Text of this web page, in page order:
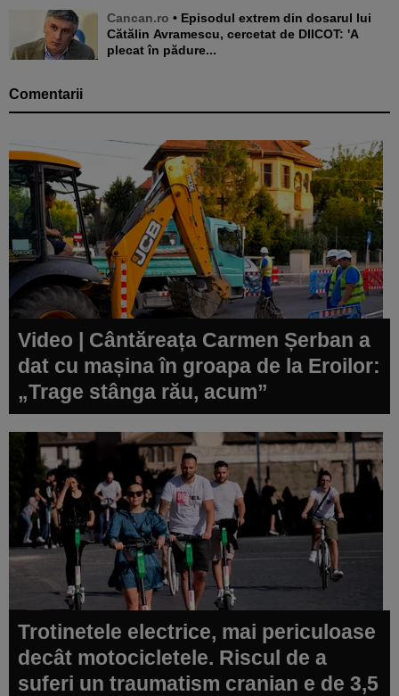
Cancan.ro • Episodul extrem din dosarul lui
Cătălin Avramescu, cercetat de DIICOT: 'A
plecat în pădure...
Comentarii
Video | Cântăreața Carmen Șerban a
dat cu mașina în groapa de la Eroilor:
„Trage stânga rău, acum”
Trotinetele electrice, mai periculoase
decât motocicletele. Riscul de a
suferi un traumatism cranian e de 3,5